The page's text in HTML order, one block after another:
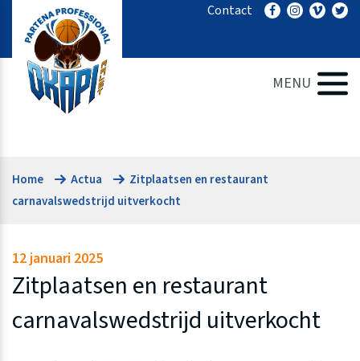
inhoud
Contact
MENU
Home Actua
Zitplaatsen en restaurant
carnavalswedstrijd uitverkocht
12 januari 2025
Zitplaatsen en restaurant
carnavalswedstrijd uitverkocht